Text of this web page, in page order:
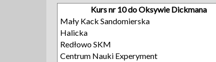
Kurs nr 10 do Oksywie Dickmana
Mały Kack Sandomierska
Halicka
Redłowo SKM
Centrum Nauki Experyment